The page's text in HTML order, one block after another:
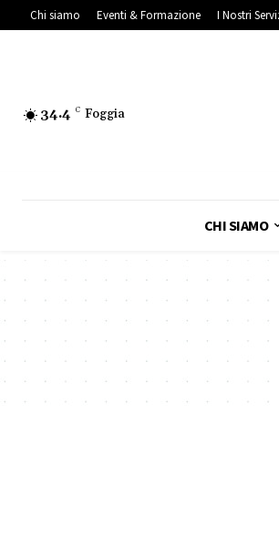
Chi siamo Eventi & Formazione I Nostri
34.4 C Foggia
CHI SIAMO